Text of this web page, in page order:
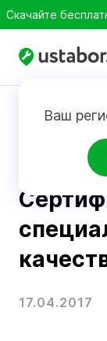
Скачайте
Ваш
Сертификаты
17.04.2017